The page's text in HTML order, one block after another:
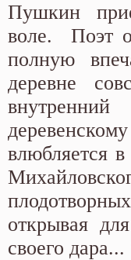
Пушкин
воле. Поэт
полную
деревне
влюбляется
открывая
своего